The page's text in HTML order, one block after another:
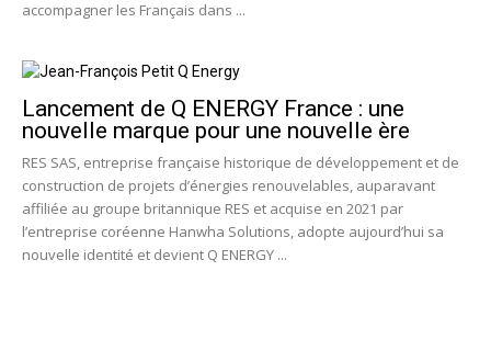
accompagner les Français dans ...
Lancement de Q ENERGY France : une
nouvelle marque pour une nouvelle ère
RES SAS, entreprise française historique de développement et de
construction de projets d’énergies renouvelables, auparavant
affiliée au groupe britannique RES et acquise en 2021 par
l’entreprise coréenne Hanwha Solutions, adopte aujourd’hui sa
nouvelle identité et devient Q ENERGY ...